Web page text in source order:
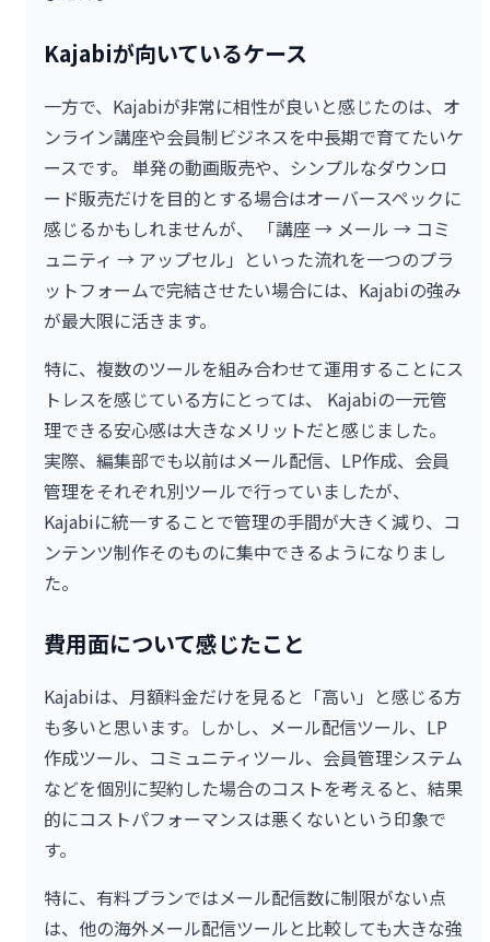
Kajabiが向いているケース
一方で、Kajabiが非常に相性が良いと感じたのは、オ
ンライン講座や会員制ビジネスを中長期で育てたいケ
ースです。 単発の動画販売や、シンプルなダウンロ
ード販売だけを目的とする場合はオーバースペックに
感じるかもしれませんが、 「講座 → メール → コミ
ュニティ → アップセル」といった流れを一つのプラ
ットフォームで完結させたい場合には、Kajabiの強み
が最大限に活きます。
特に、複数のツールを組み合わせて運用することにス
トレスを感じている方にとっては、 Kajabiの一元管
理できる安心感は大きなメリットだと感じました。
実際、編集部でも以前はメール配信、LP作成、会員
管理をそれぞれ別ツールで行っていましたが、
Kajabiに統一することで管理の手間が大きく減り、コ
ンテンツ制作そのものに集中できるようになりまし
た。
費用面について感じたこと
Kajabiは、月額料金だけを見ると「高い」と感じる方
も多いと思います。しかし、メール配信ツール、LP
作成ツール、コミュニティツール、会員管理システム
などを個別に契約した場合のコストを考えると、結果
的にコストパフォーマンスは悪くないという印象で
す。
特に、有料プランではメール配信数に制限がない点
は、他の海外メール配信ツールと比較しても大きな強